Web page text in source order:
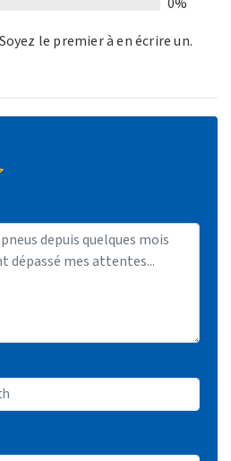
le premier à en écrire un.